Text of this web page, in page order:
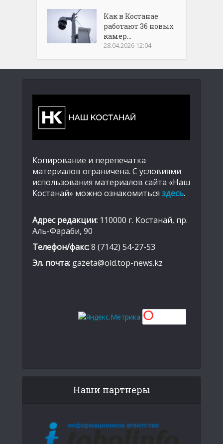
Как в Костанае
работают 36 новых
камер...
28.04.2026 12:04
Копирование и перепечатка
материалов ограничена. С условиями
использования материалов сайта «Наш
Костанай» можно ознакомиться здесь.
Адрес редакции: 110000 г. Костанай, пр.
Аль-Фараби, 90
Телефон/факс:8 (7142) 54-27-53
Эл. почта: gazeta@old.top-news.kz
Наши партнеры